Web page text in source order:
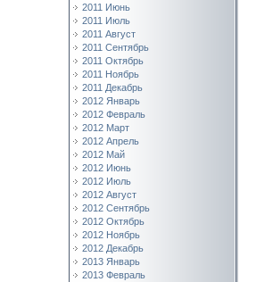
2011 Июнь
2011 Июль
2011 Август
2011 Сентябрь
2011 Октябрь
2011 Ноябрь
2011 Декабрь
2012 Январь
2012 Февраль
2012 Март
2012 Апрель
2012 Май
2012 Июнь
2012 Июль
2012 Август
2012 Сентябрь
2012 Октябрь
2012 Ноябрь
2012 Декабрь
2013 Январь
2013 Февраль